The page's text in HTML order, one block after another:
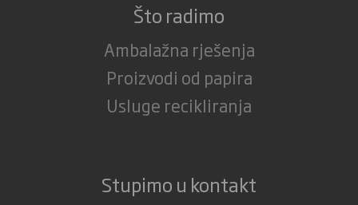
Što radimo
Ambalažna rješenja
Proizvodi od papira
Usluge recikliranja
Stupimo u kontakt